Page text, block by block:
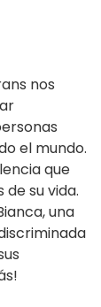
nos
el mundo.
que
su vida.
una